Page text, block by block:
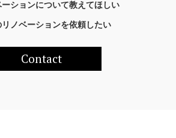
ーションについて教えてほしい
リノベーションを依頼したい
Contact